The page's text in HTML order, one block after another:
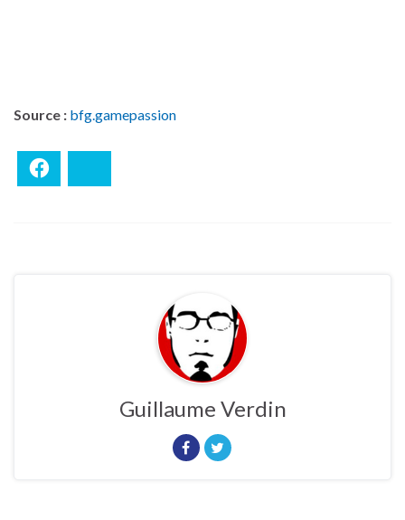
Source : bfg.gamepassion
Guillaume Verdin